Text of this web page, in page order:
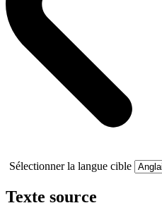
Sélectionner la langue cible
Texte source